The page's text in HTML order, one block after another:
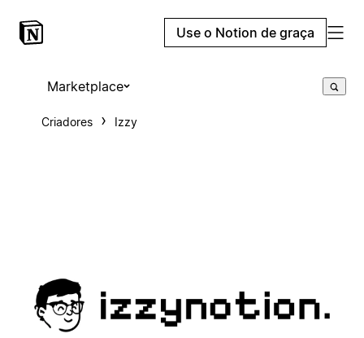
Use o Notion de graça
Marketplace
Criadores Izzy